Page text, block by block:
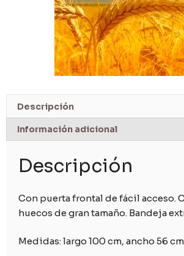
Descripción
Información adicional
Descripción
Con puerta frontal de fácil acceso.
huecos de gran tamaño. Bandeja
Medidas: largo 100 cm, ancho 56